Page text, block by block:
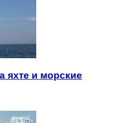
яхте и морские